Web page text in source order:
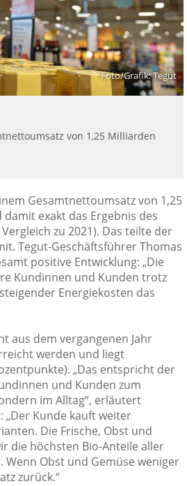
Foto/Grafik: Tegut
von 1,25 Milliarden
Gesamtnettoumsatz von 1,25
exakt das Ergebnis des
zu 2021). Das teilte der
Tegut-Geschäftsführer Thomas
positive Entwicklung: „Die
Kundinnen und Kunden trotz
Energiekosten das
aus dem vergangenen Jahr
werden und liegt
„Das entspricht der
und Kunden zum
im Alltag“, erläutert
„Der Kunde kauft weiter
Die Frische, Obst und
die höchsten Bio-Anteile aller
Obst und Gemüse weniger
zurück.“